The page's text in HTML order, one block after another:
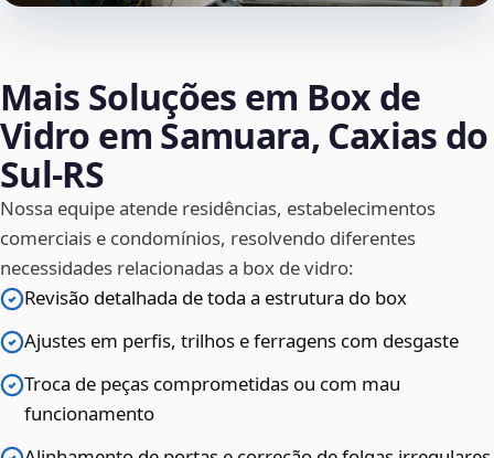
Mais Soluções em Box de
Vidro em Samuara, Caxias do
Sul‑RS
Nossa equipe atende residências, estabelecimentos
comerciais e condomínios, resolvendo diferentes
necessidades relacionadas a box de vidro:
Revisão detalhada de toda a estrutura do box
Ajustes em perfis, trilhos e ferragens com desgaste
Troca de peças comprometidas ou com mau
funcionamento